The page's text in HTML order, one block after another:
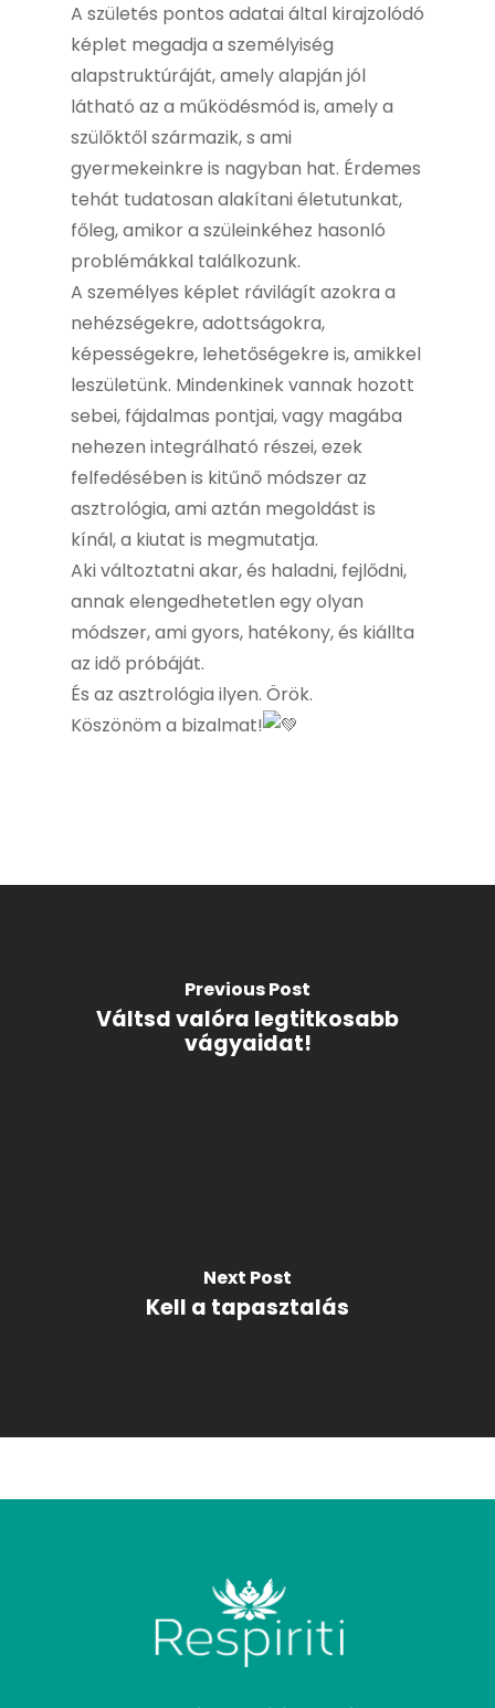
A születés pontos adatai által kirajzolódó
képlet megadja a személyiség
alapstruktúráját, amely alapján jól
látható az a működésmód is, amely a
szülőktől származik, s ami
gyermekeinkre is nagyban hat. Érdemes
tehát tudatosan alakítani életutunkat,
főleg, amikor a szüleinkéhez hasonló
problémákkal találkozunk.
A személyes képlet rávilágít azokra a
nehézségekre, adottságokra,
képességekre, lehetőségekre is, amikkel
leszületünk. Mindenkinek vannak hozott
sebei, fájdalmas pontjai, vagy magába
nehezen integrálható részei, ezek
felfedésében is kitűnő módszer az
asztrológia, ami aztán megoldást is
kínál, a kiutat is megmutatja.
Aki változtatni akar, és haladni, fejlődni,
annak elengedhetetlen egy olyan
módszer, ami gyors, hatékony, és kiállta
az idő próbáját.
És az asztrológia ilyen. Örök.
Köszönöm a bizalmat!
Previous Post
Váltsd valóra legtitkosabb
vágyaidat!
Next Post
Kell a tapasztalás